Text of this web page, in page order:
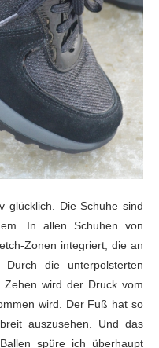
glücklich. Die Schuhe sind
In allen Schuhen von
Zonen integriert, die an
Durch die unterpolsterten
wird der Druck vom
wird. Der Fuß hat so
auszusehen. Und das
spüre ich überhaupt